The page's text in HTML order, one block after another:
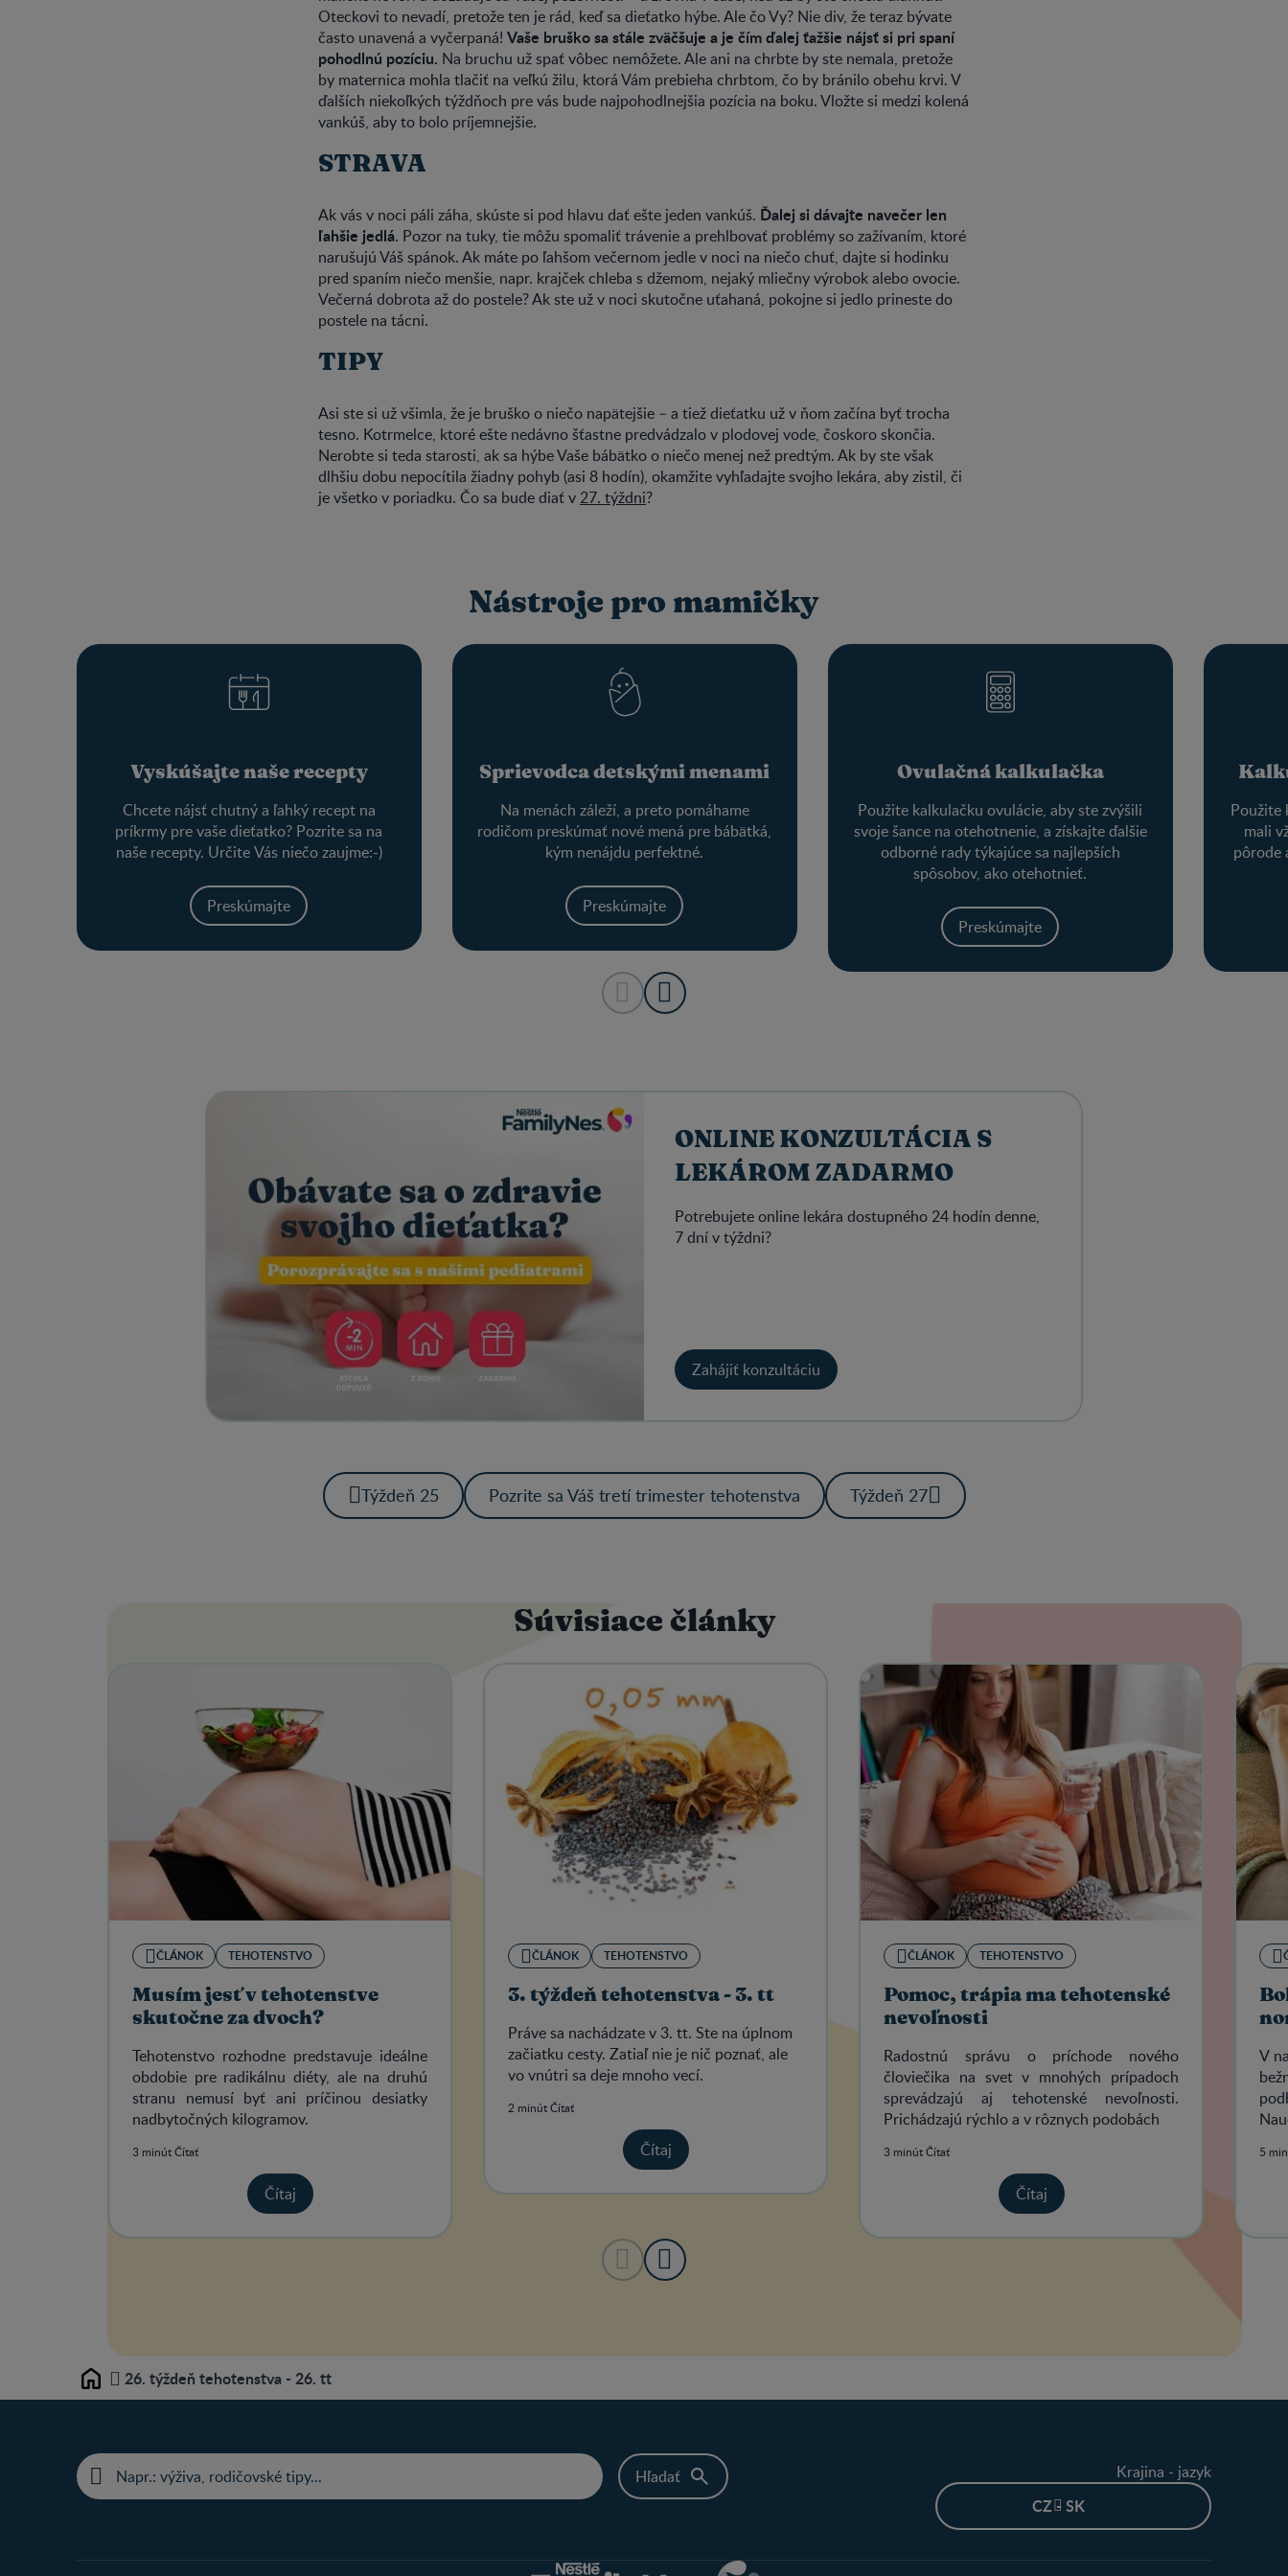
Oteckovi to nevadí, pretože ten je rád, keď sa dieťatko hýbe. Ale čo Vy? Nie div, že teraz bývate
často unavená a vyčerpaná! Vaše bruško sa stále zväčšuje a je čím ďalej ťažšie nájsť si pri spaní
pohodlnú pozíciu. Na bruchu už spať vôbec nemôžete. Ale ani na chrbte by ste nemala, pretože
by maternica mohla tlačiť na veľkú žilu, ktorá Vám prebieha chrbtom, čo by bránilo obehu krvi. V
ďalších niekoľkých týždňoch pre vás bude najpohodlnejšia pozícia na boku. Vložte si medzi kolená
vankúš, aby to bolo príjemnejšie.
STRAVA
Ak vás v noci páli záha, skúste si pod hlavu dať ešte jeden vankúš. Ďalej si dávajte navečer len
ľahšie jedlá. Pozor na tuky, tie môžu spomaliť trávenie a prehlbovať problémy so zažívaním, ktoré
narušujú Váš spánok. Ak máte po ľahšom večernom jedle v noci na niečo chuť, dajte si hodinku
pred spaním niečo menšie, napr. krajček chleba s džemom, nejaký mliečny výrobok alebo ovocie.
Večerná dobrota až do postele? Ak ste už v noci skutočne uťahaná, pokojne si jedlo prineste do
postele na tácni.
TIPY
Asi ste si už všimla, že je bruško o niečo napätejšie – a tiež dieťatku už v ňom začína byť trocha
tesno. Kotrmelce, ktoré ešte nedávno šťastne predvádzalo v plodovej vode, čoskoro skončia.
Nerobte si teda starosti, ak sa hýbe Vaše bábätko o niečo menej než predtým. Ak by ste však
dlhšiu dobu nepocítila žiadny pohyb (asi 8 hodín), okamžite vyhľadajte svojho lekára, aby zistil, či
je všetko v poriadku. Čo sa bude diať v 27. týždni?
Nástroje pro mamičky
Vyskúšajte naše recepty
Chcete nájsť chutný a ľahký recept na
príkrmy pre vaše dieťatko? Pozrite sa na
naše recepty. Určite Vás niečo zaujme:-)
Preskúmajte
Sprievodca detskými menami
Na menách záleží, a preto pomáhame
rodičom preskúmať nové mená pre bábätká,
kým nenájdu perfektné.
Preskúmajte
Ovulačná kalkulačka
Použite kalkulačku ovulácie, aby ste zvýšili
svoje šance na otehotnenie, a získajte ďalšie
odborné rady týkajúce sa najlepších
spôsobov, ako otehotnieť.
Preskúmajte
Použite
mali
pôrode
ONLINE KONZULTÁCIA S
LEKÁROM ZADARMO
Potrebujete online lekára dostupného 24 hodín denne,
7 dní v týždni?
Zahájiť konzultáciu
Týždeň 25 Pozrite sa Váš tretí trimester tehotenstva Týždeň 27
Súvisiace články
ČLÁNOK TEHOTENSTVO
Musím jesť v tehotenstve
skutočne za dvoch?
Tehotenstvo rozhodne predstavuje ideálne
obdobie pre radikálnu diéty, ale na druhú
stranu nemusí byť ani príčinou desiatky
nadbytočných kilogramov.
3 minút Čítať
Čítaj
ČLÁNOK TEHOTENSTVO
3. týždeň tehotenstva - 3. tt
Práve sa nachádzate v 3. tt. Ste na úplnom
začiatku cesty. Zatiaľ nie je nič poznať, ale
vo vnútri sa deje mnoho vecí.
2 minút Čítať
Čítaj
ČLÁNOK TEHOTENSTVO
Pomoc, trápia ma tehotenské
nevoľnosti
Radostnú správu o príchode nového
človiečika na svet v mnohých prípadoch
sprevádzajú aj tehotenské nevoľnosti.
Prichádzajú rýchlo a v rôznych podobách
3 minút Čítať
Čítaj
V
5
Home 26. týždeň tehotenstva - 26. tt
Krajina - jazyk
CZ - SK